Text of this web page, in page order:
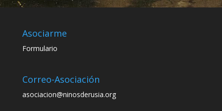
Asociarme
Formulario
Correo-Asociación
asociacion@ninosderusia.org